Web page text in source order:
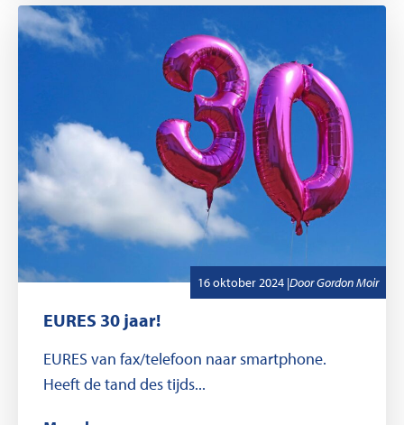
16 oktober 2024 |,Geschreven door
DoorGordon Moir
EURES 30 jaar!
EURES van fax/telefoon naar smartphone.
Heeft de tand des tijds...